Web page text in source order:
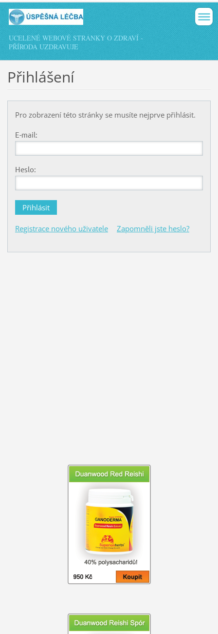
UCELENÉ WEBOVÉ STRÁNKY O ZDRAVÍ -
PŘÍRODA UZDRAVUJE
Přihlášení
Pro zobrazení této stránky se musíte nejprve přihlásit.
E-mail:
Heslo:
Registrace nového uživatele Zapomněli jste heslo?